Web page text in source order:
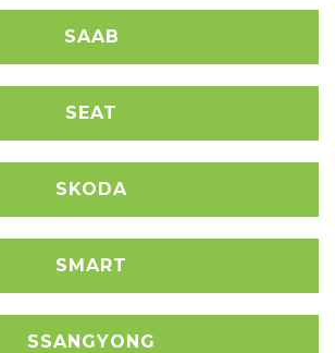
SAAB
SEAT
SKODA
SMART
SSANGYONG